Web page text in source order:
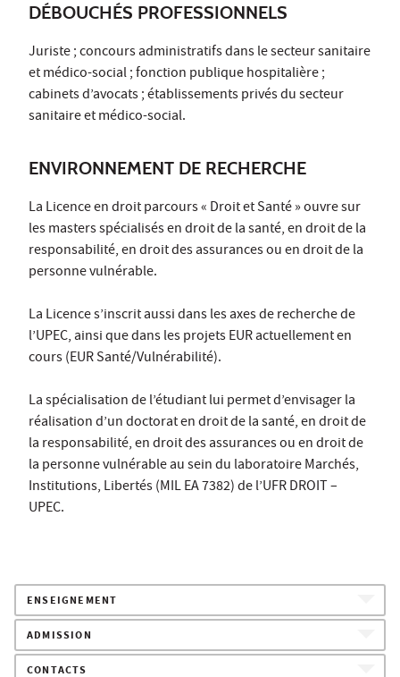
DÉBOUCHÉS PROFESSIONNELS
Juriste ; concours administratifs dans le secteur sanitaire
et médico-social ; fonction publique hospitalière ;
cabinets d’avocats ; établissements privés du secteur
sanitaire et médico-social.
ENVIRONNEMENT DE RECHERCHE
La Licence en droit parcours « Droit et Santé » ouvre sur
les masters spécialisés en droit de la santé, en droit de la
responsabilité, en droit des assurances ou en droit de la
personne vulnérable.
La Licence s’inscrit aussi dans les axes de recherche de
l’UPEC, ainsi que dans les projets EUR actuellement en
cours (EUR Santé/Vulnérabilité).
La spécialisation de l’étudiant lui permet d’envisager la
réalisation d’un doctorat en droit de la santé, en droit de
la responsabilité, en droit des assurances ou en droit de
la personne vulnérable au sein du laboratoire Marchés,
Institutions, Libertés (MIL EA 7382) de l’UFR DROIT –
UPEC.
ENSEIGNEMENT
ADMISSION
CONTACTS